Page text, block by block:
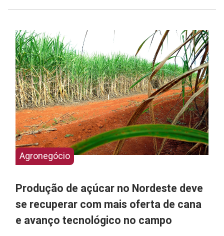
Agronegócio
Produção de açúcar no Nordeste deve
se recuperar com mais oferta de cana
e avanço tecnológico no campo